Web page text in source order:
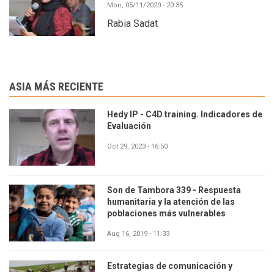
Mon, 05/11/2020 - 20:35
Rabia Sadat
ASIA MÁS RECIENTE
Hedy IP - C4D training. Indicadores de
Evaluación
Oct 29, 2023 - 16:50
Son de Tambora 339 - Respuesta
humanitaria y la atención de las
poblaciones más vulnerables
Aug 16, 2019 - 11:33
Estrategias de comunicación y